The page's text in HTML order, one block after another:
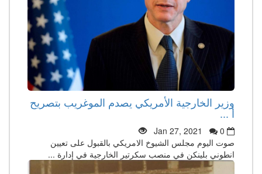
وزير الخارجية الأمريكي يصدم الموغريب بتصريح
أ ...
Jan 27, 2021
0
صوت اليوم مجلس الشيوخ الامريكي بالقبول على تعيين
انطوني بلينكن في منصب سكرتير الخارجية في إدارة ...